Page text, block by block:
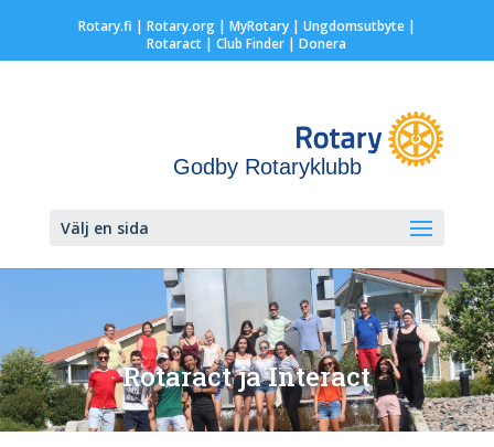
Rotary.fi | Rotary.org| MyRotary | Ungdomsutbyte|
Rotaract | Club Finder | Donera
Godby Rotaryklubb
Välj en sida
Rotaract ja Interact